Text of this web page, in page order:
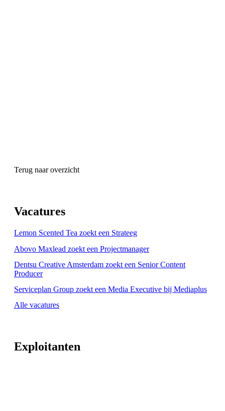
Terug naar overzicht
Vacatures
Lemon Scented Tea zoekt een Strateeg
Abovo Maxlead zoekt een Projectmanager
Dentsu Creative Amsterdam zoekt een Senior Content
Producer
Serviceplan Group zoekt een Media Executive bij Mediaplus
Alle vacatures
Exploitanten